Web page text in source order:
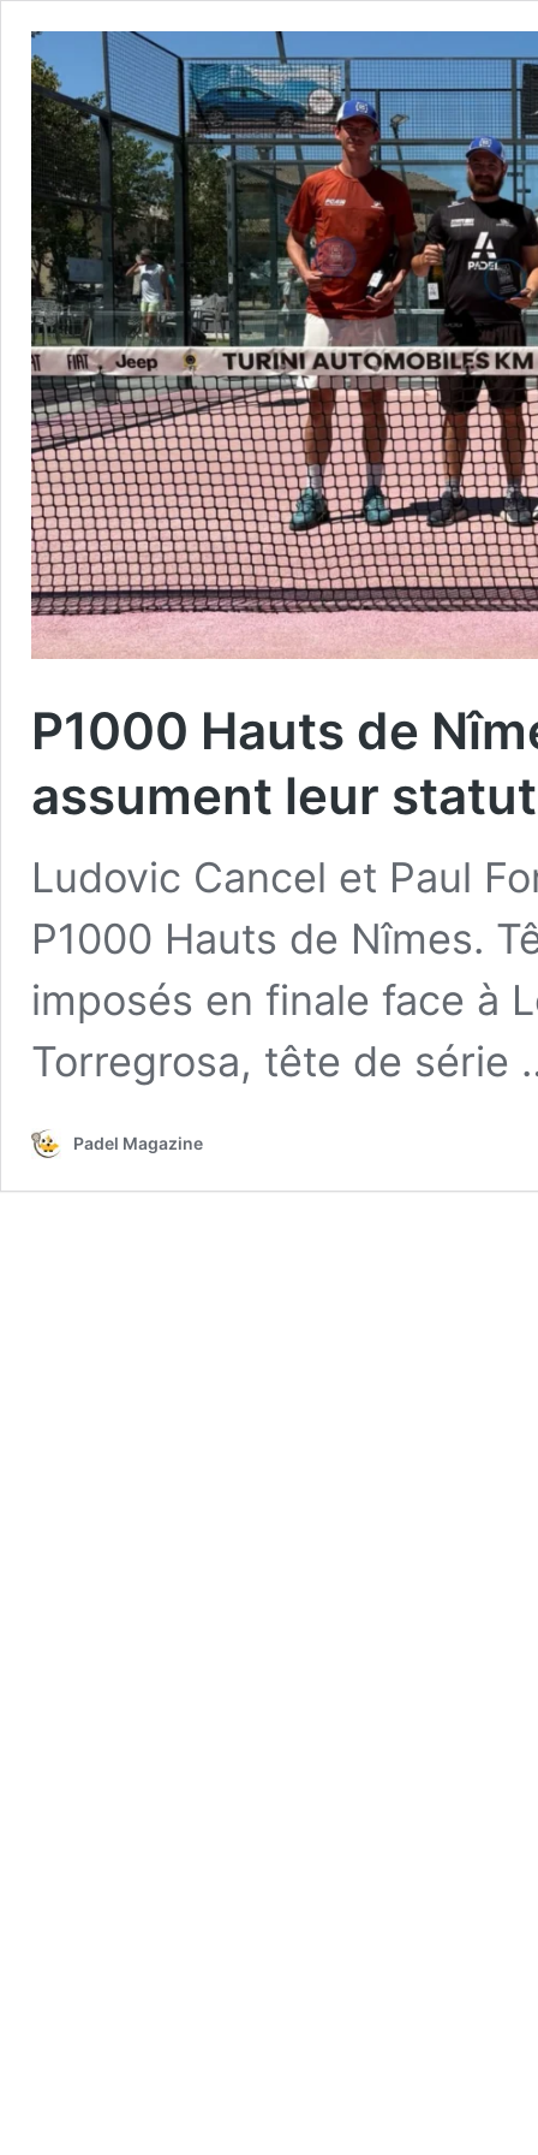
P1000 Hauts de
assument leur
Ludovic Cancel et Paul
P1000 Hauts de Nîmes.
imposés en finale face à
Torregrosa, tête de
Padel Magazine